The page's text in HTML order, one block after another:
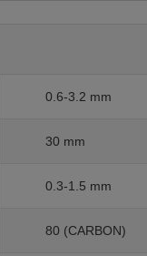
0.6-3.2 mm
30 mm
0.3-1.5 mm
80 (CARBON)